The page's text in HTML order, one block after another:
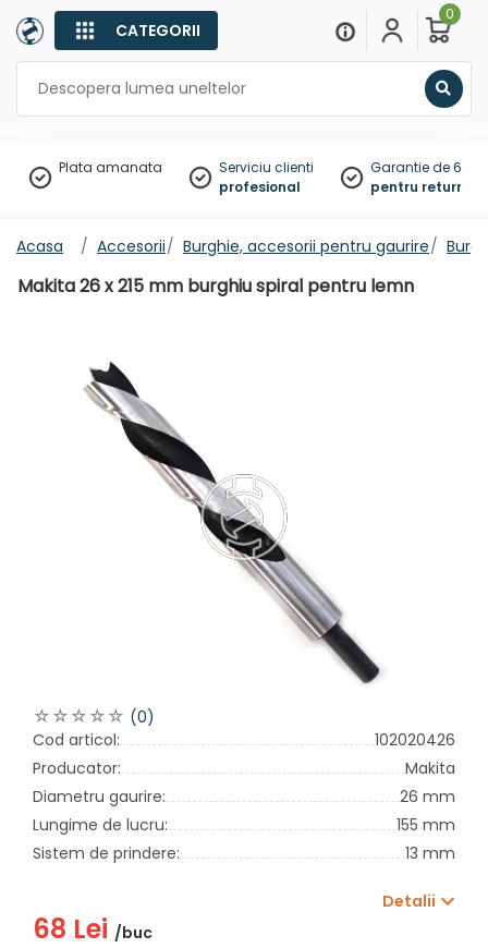
CATEGORII
0
Plata amanata
Serviciu clienti
profesional
Garantie de 60
pentru
Acasa Accesorii Burghie, accesorii pentru gaurire
Makita 26 x 215 mm burghiu spiral pentru lemn
(0)
Cod articol:
102020426
Producator:
Makita
Diametru gaurire:
26 mm
Lungime de lucru:
155 mm
Sistem de prindere:
13 mm
Detalii
68 Lei /buc